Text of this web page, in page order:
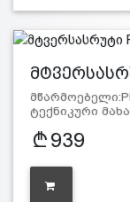
ტექნიკური
939